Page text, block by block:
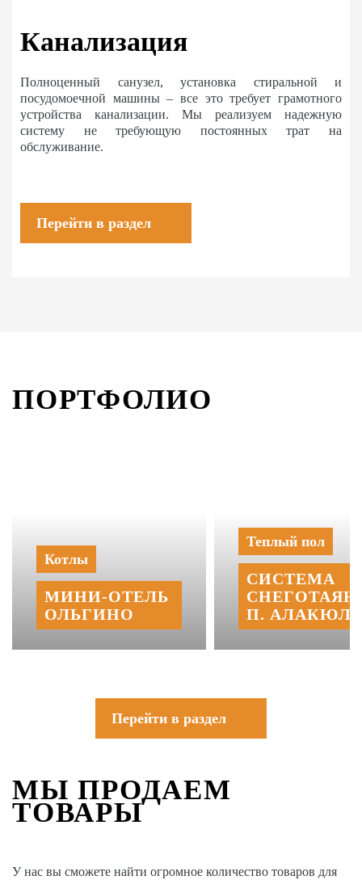
Канализация
Полноценный санузел, установка стиральной и
посудомоечной машины – все это требует грамотного
устройства канализации. Мы реализуем надежную
систему не требующую постоянных трат на
обслуживание.
Перейти в раздел
ПОРТФОЛИО
Котлы
МИНИ‑‏ОТЕЛЬ
ОЛЬГИНО
Теплый пол
СИСТЕМА
П.
Перейти в раздел
МЫ ПРОДАЕМ
ТОВАРЫ
У нас вы сможете найти огромное количество товаров для